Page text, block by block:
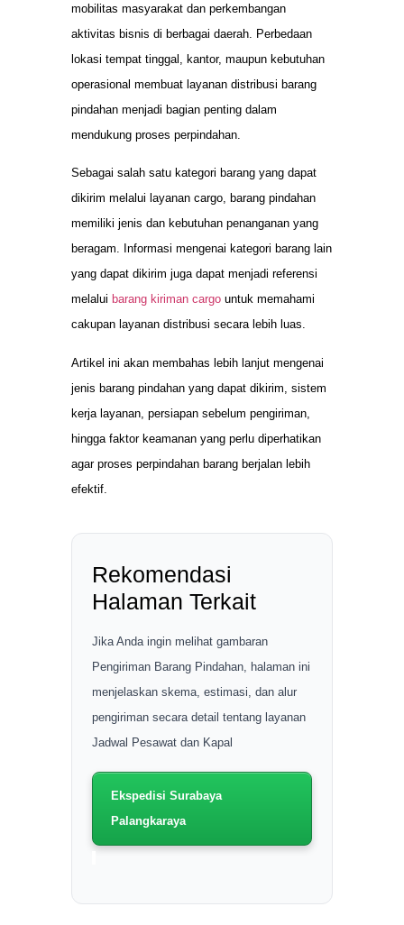
mobilitas masyarakat dan perkembangan
aktivitas bisnis di berbagai daerah. Perbedaan
lokasi tempat tinggal, kantor, maupun kebutuhan
operasional membuat layanan distribusi barang
pindahan menjadi bagian penting dalam
mendukung proses perpindahan.
Sebagai salah satu kategori barang yang dapat
dikirim melalui layanan cargo, barang pindahan
memiliki jenis dan kebutuhan penanganan yang
beragam. Informasi mengenai kategori barang lain
yang dapat dikirim juga dapat menjadi referensi
melalui barang kiriman cargo untuk memahami
cakupan layanan distribusi secara lebih luas.
Artikel ini akan membahas lebih lanjut mengenai
jenis barang pindahan yang dapat dikirim, sistem
kerja layanan, persiapan sebelum pengiriman,
hingga faktor keamanan yang perlu diperhatikan
agar proses perpindahan barang berjalan lebih
efektif.
Rekomendasi
Halaman Terkait
Jika Anda ingin melihat gambaran
Pengiriman Barang Pindahan, halaman ini
menjelaskan skema, estimasi, dan alur
pengiriman secara detail tentang layanan
Jadwal Pesawat dan Kapal
Ekspedisi Surabaya
Palangkaraya